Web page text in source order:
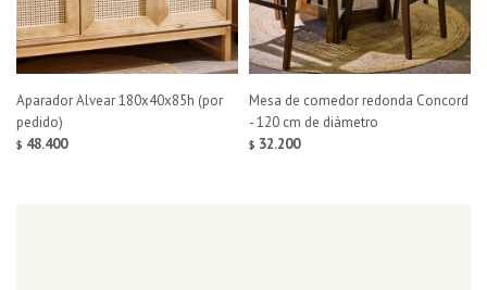
Aparador Alvear 180x40x85h (por
pedido)
$ 48.400
Mesa de comedor redonda Concord
- 120 cm de diámetro
$ 32.200